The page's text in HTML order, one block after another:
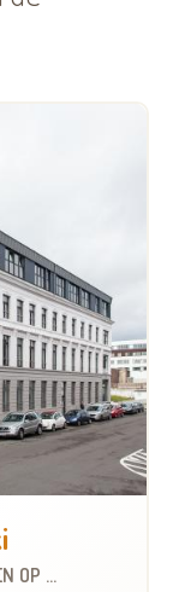
OP 2.0 KM